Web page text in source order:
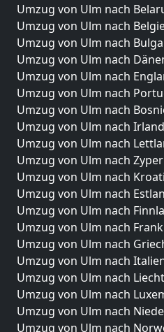
Umzug von Ulm nach
Umzug von Ulm nach
Umzug von Ulm nach
Umzug von Ulm nach
Umzug von Ulm nach
Umzug von Ulm nach
Umzug von Ulm nach
Umzug von Ulm nach Irland
Umzug von Ulm nach
Umzug von Ulm nach
Umzug von Ulm nach
Umzug von Ulm nach
Umzug von Ulm nach
Umzug von Ulm nach
Umzug von Ulm nach
Umzug von Ulm nach
Umzug von Ulm nach
Umzug von Ulm nach
Umzug von Ulm nach
Umzug von Ulm nach